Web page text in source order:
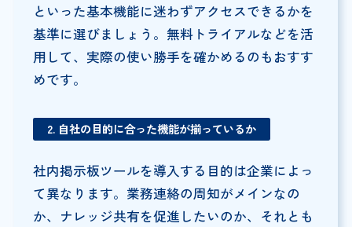
といった基本機能に迷わずアクセスできるかを
基準に選びましょう。無料トライアルなどを活
用して、実際の使い勝手を確かめるのもおすす
めです。
2. 自社の目的に合った機能が揃っているか
社内掲示板ツールを導入する目的は企業によっ
て異なります。業務連絡の周知がメインなの
か、ナレッジ共有を促進したいのか、それとも